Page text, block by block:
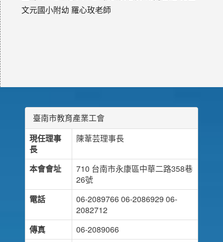
文元國小附幼 羅心玫老師
臺南市教育產業工會
現任理事
長
陳葦芸理事長
本會會址
710 台南市永康區中華二路358巷
26號
電話
06-2089766 06-2086929 06-
2082712
傳真
06-2089066